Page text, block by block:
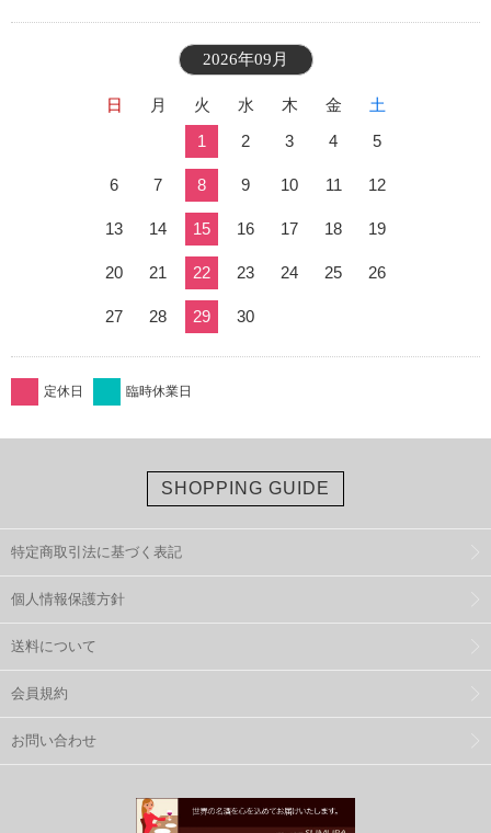
2026年09月
日 月 火 水 木 金
土
1
2 3 4 5
6 7 8 9 10 11 12
13 14 15 16 17 18 19
20 21 22 23 24 25 26
27 28 29 30
定休日 臨時休業日
SHOPPING GUIDE
特定商取引法に基づく表記
個人情報保護方針
送料について
会員規約
お問い合わせ